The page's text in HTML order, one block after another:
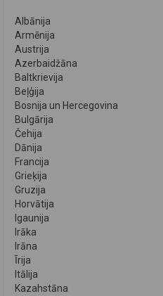
Albānija
Armēnija
Austrija
Azerbaidžāna
Baltkrievija
Beļģija
Bosnija un Hercegovina
Bulgārija
Čehija
Dānija
Francija
Grieķija
Gruzija
Horvātija
Igaunija
Irāka
Irāna
Īrija
Itālija
Kazahstāna